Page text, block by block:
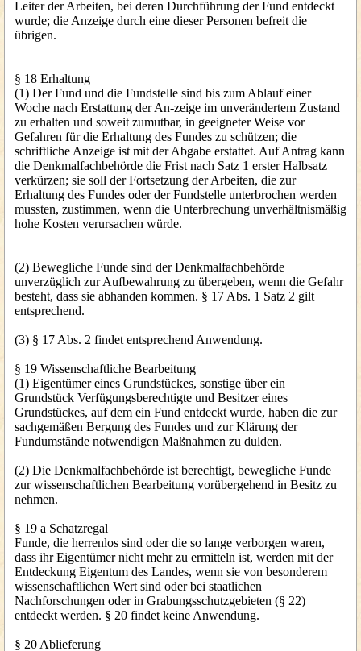
Leiter der Arbeiten, bei deren Durchführung der Fund entdeckt
wurde; die Anzeige durch eine dieser Personen befreit die
übrigen.
§ 18 Erhaltung
(1) Der Fund und die Fundstelle sind bis zum Ablauf einer
Woche nach Erstattung der An-zeige im unverändertem Zustand
zu erhalten und soweit zumutbar, in geeigneter Weise vor
Gefahren für die Erhaltung des Fundes zu schützen; die
schriftliche Anzeige ist mit der Abgabe erstattet. Auf Antrag kann
die Denkmalfachbehörde die Frist nach Satz 1 erster Halbsatz
verkürzen; sie soll der Fortsetzung der Arbeiten, die zur
Erhaltung des Fundes oder der Fundstelle unterbrochen werden
mussten, zustimmen, wenn die Unterbrechung unverhältnismäßig
hohe Kosten verursachen würde.
(2) Bewegliche Funde sind der Denkmalfachbehörde
unverzüglich zur Aufbewahrung zu übergeben, wenn die Gefahr
besteht, dass sie abhanden kommen. § 17 Abs. 1 Satz 2 gilt
entsprechend.
(3) § 17 Abs. 2 findet entsprechend Anwendung.
§ 19 Wissenschaftliche Bearbeitung
(1) Eigentümer eines Grundstückes, sonstige über ein
Grundstück Verfügungsberechtigte und Besitzer eines
Grundstückes, auf dem ein Fund entdeckt wurde, haben die zur
sachgemäßen Bergung des Fundes und zur Klärung der
Fundumstände notwendigen Maßnahmen zu dulden.
(2) Die Denkmalfachbehörde ist berechtigt, bewegliche Funde
zur wissenschaftlichen Bearbeitung vorübergehend in Besitz zu
nehmen.
§ 19 a Schatzregal
Funde, die herrenlos sind oder die so lange verborgen waren,
dass ihr Eigentümer nicht mehr zu ermitteln ist, werden mit der
Entdeckung Eigentum des Landes, wenn sie von besonderem
wissenschaftlichen Wert sind oder bei staatlichen
Nachforschungen oder in Grabungsschutzgebieten (§ 22)
entdeckt werden. § 20 findet keine Anwendung.
§ 20 Ablieferung